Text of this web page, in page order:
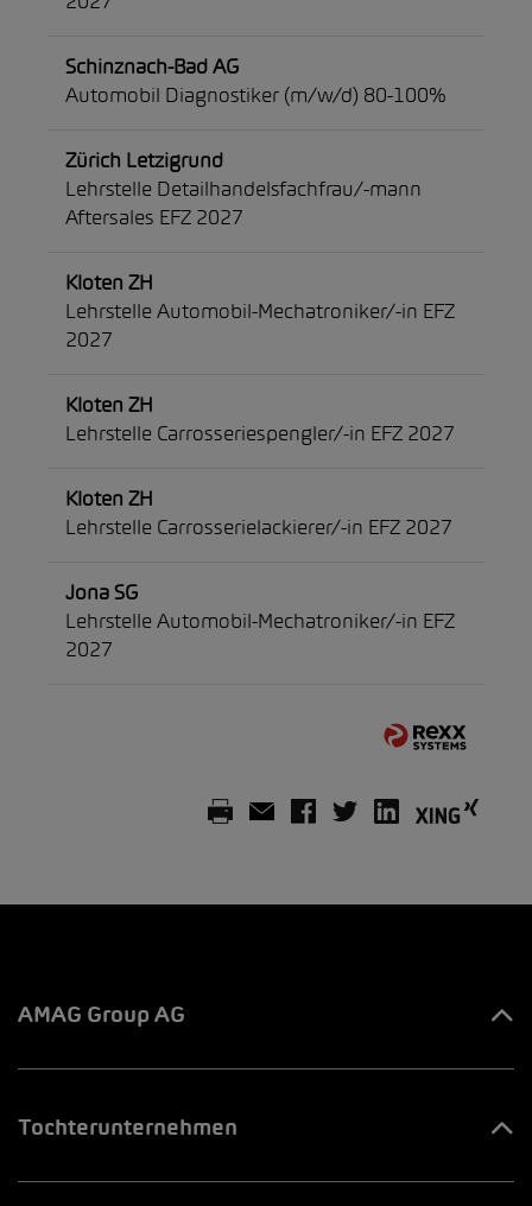
Schinznach-Bad AG
Automobil Diagnostiker (m/w/d) 80-100%
Zürich Letzigrund
Lehrstelle Detailhandelsfachfrau/-mann
Aftersales EFZ 2027
Kloten ZH
Lehrstelle Automobil-Mechatroniker/-in EFZ
2027
Kloten ZH
Lehrstelle Carrosseriespengler/-in EFZ 2027
Kloten ZH
Lehrstelle Carrosserielackierer/-in EFZ 2027
Jona SG
Lehrstelle Automobil-Mechatroniker/-in EFZ
2027
AMAG Group AG
Tochterunternehmen